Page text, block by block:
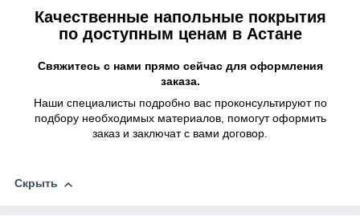
Качественные напольные покрытия
по доступным ценам в Астане
Свяжитесь с нами прямо сейчас для оформления
заказа.
Наши специалисты подробно вас проконсультируют по
подбору необходимых материалов, помогут оформить
заказ и заключат с вами договор.
Скрыть